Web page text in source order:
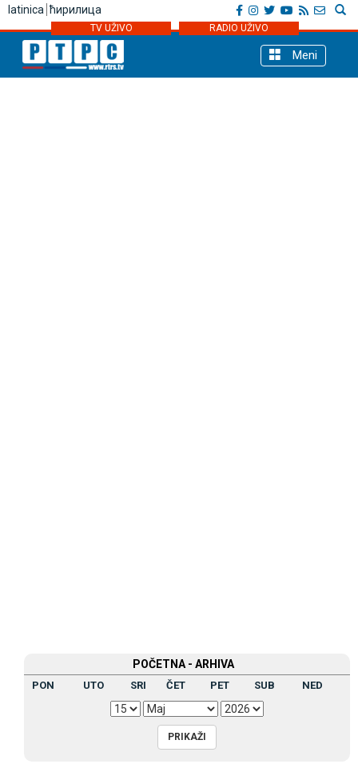
latinica ћирилица
TV UŽIVO RADIO UŽIVO
Meni
POČETNA - ARHIVA
PON UTO SRI ČET PET SUB NED